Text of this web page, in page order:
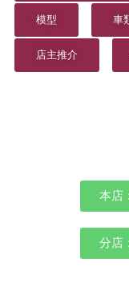
模型 車
店主推介
本店
分店